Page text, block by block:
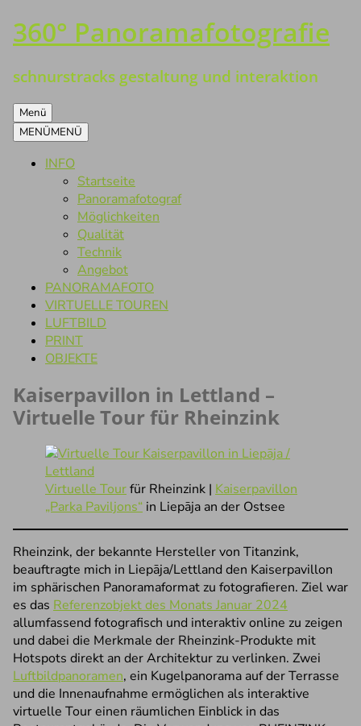
Zum
Inhalt
360° Panoramafotografie
schnurstracks gestaltung und interaktion
Menü
MENÜMENÜ
INFO
Startseite
Panoramafotograf
Möglichkeiten
Qualität
Technik
Angebot
PANORAMAFOTO
VIRTUELLE TOUREN
LUFTBILD
PRINT
OBJEKTE
Kaiserpavillon in Lettland –
Virtuelle Tour für Rheinzink
Virtuelle Tourfür Rheinzink | Kaiserpavillon
„Parka Paviljons“ in Liepāja an der Ostsee
Rheinzink, der bekannte Hersteller von Titanzink,
beauftragte mich in Liepāja/Lettland den Kaiserpavillon
im sphärischen Panoramaformat zu fotografieren. Ziel war
es das Referenzobjekt des Monats Januar 2024
allumfassend fotografisch und interaktiv online zu zeigen
und dabei die Merkmale der Rheinzink-Produkte mit
Hotspots direkt an der Architektur zu verlinken. Zwei
Luftbildpanoramen, ein Kugelpanorama auf der Terrasse
und die Innenaufnahme ermöglichen als interaktive
virtuelle Tour einen räumlichen Einblick in das